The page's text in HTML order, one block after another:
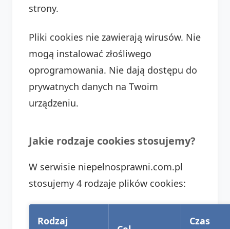
strony.
Pliki cookies nie zawierają wirusów. Nie
mogą instalować złośliwego
oprogramowania. Nie dają dostępu do
prywatnych danych na Twoim
urządzeniu.
Jakie rodzaje cookies stosujemy?
W serwisie niepelnosprawni.com.pl
stosujemy 4 rodzaje plików cookies:
Rodzaj
Czas